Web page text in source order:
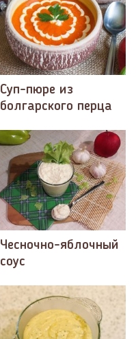
Суп-пюре из
болгарского перца
Чесночно-яблочный
соус